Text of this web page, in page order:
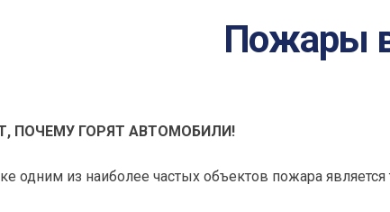
Пожары
ПОЧЕМУ ГОРЯТ АВТОМОБИЛИ!
одним из наиболее частых объектов пожара является